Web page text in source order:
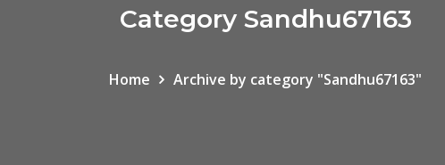
Category Sandhu67163
Home Archive by category "Sandhu67163"